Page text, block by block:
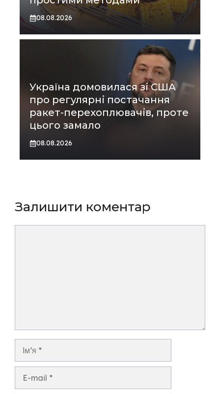
08.08.2026
Україна домовилася зі США
про регулярні постачання
ракет-перехоплювачів, проте
цього замало
08.08.2026
Залишити коментар
Ім’я